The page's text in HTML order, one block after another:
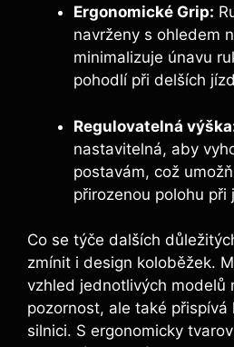
Ergonomické Grip:
navrženy s ohledem
minimalizuje únavu
pohodlí při delších
Regulovatelná
nastavitelná, aby
postavám, což
přirozenou polohu při
Co se týče dalších
zmínit i design koloběžek.
vzhled jednotlivých modelů
pozornost, ale také přispívá
silnici. S ergonomicky